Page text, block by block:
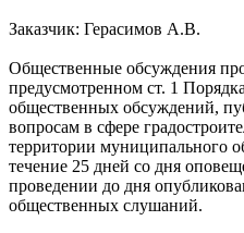
Заказчик: Герасимов А.В.
Общественные обсуждения
предусмотренном ст. 1
общественных обсуждений,
вопросам в сфере
территории муниципального
течение 25 дней со дня
проведении до дня
общественных слушаний.